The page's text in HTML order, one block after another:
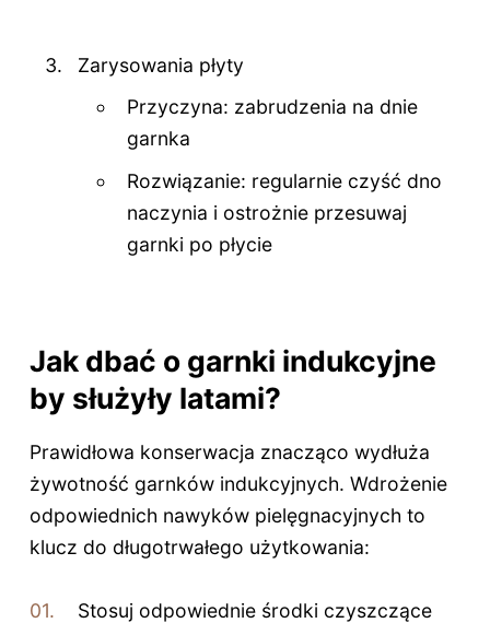
Zarysowania płyty
Przyczyna: zabrudzenia na dnie
garnka
Rozwiązanie: regularnie czyść dno
naczynia i ostrożnie przesuwaj
garnki po płycie
Jak dbać o garnki indukcyjne
by służyły latami?
Prawidłowa konserwacja znacząco wydłuża
żywotność garnków indukcyjnych. Wdrożenie
odpowiednich nawyków pielęgnacyjnych to
klucz do długotrwałego użytkowania:
Stosuj odpowiednie środki czyszczące